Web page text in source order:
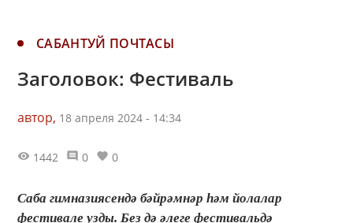
САБАНТУЙ ПОЧТАСЫ
Заголовок: Фестиваль
автор, 18 апреля 2024 - 14:34
1442 0 0
Саба гимназиясендә бәйрәмнәр һәм йолалар
фестивале узды. Без дә әлеге фестивальдә